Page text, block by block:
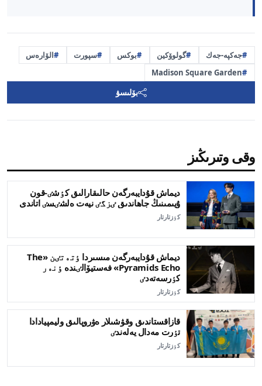
جەكپە-جەك گولوۆكين بوكس سپورت
الۆارەس
Madison Square Garden
بۆلىسۋ
وقى وتىرىڭىز
ديماش قۇدايبەرگەن حالىقارالىق كٶشٸ-قون
ۇيىمىنىڭ جاھاندىق ٸزگٸ نيەت ەلشٸسٸ اتاندى
كٶزتارتار
ديماش قۇدايبەرگەن مىسىردا ٶتەتٸن «The
Pyramids Echo» فەستيۆالٸندە ٶنەر
كٶرسەتەدٸ
كٶزتارتار
قازاقستاندىق وقۋشىلار ەۋروپالىق وليمپيادادا
تٶرت مەدال يەلەندٸ
كٶزتارتار